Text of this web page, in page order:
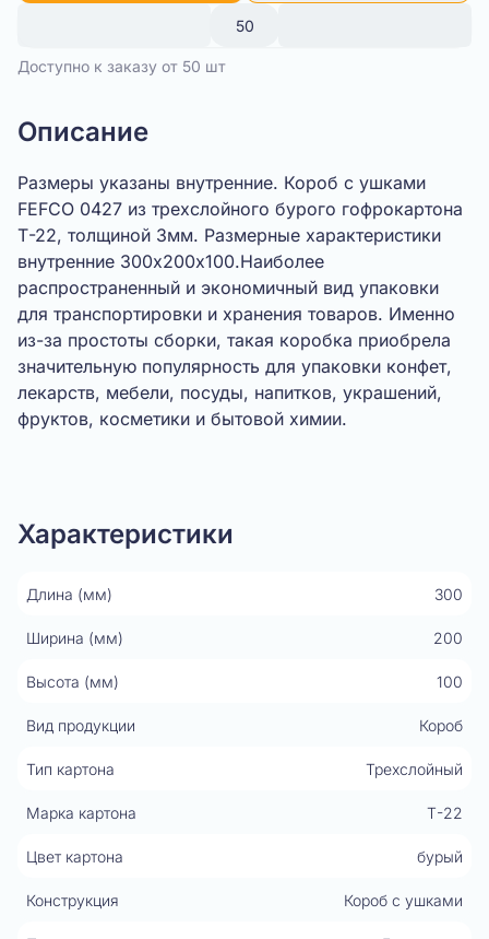
Доступно к заказу от 50 шт
Описание
Размеры указаны внутренние. Короб с ушками
FEFCO 0427 из трехслойного бурого гофрокартона
Т-22, толщиной 3мм. Размерные характеристики
внутренние 300х200х100.Наиболее
распространенный и экономичный вид упаковки
для транспортировки и хранения товаров. Именно
из-за простоты сборки, такая коробка приобрела
значительную популярность для упаковки конфет,
лекарств, мебели, посуды, напитков, украшений,
фруктов, косметики и бытовой химии.
Характеристики
Длина (мм) 300
Ширина (мм) 200
Высота (мм) 100
Вид продукции Короб
Тип картона Трехслойный
Марка картона Т-22
Цвет картона бурый
Конструкция Короб с ушками